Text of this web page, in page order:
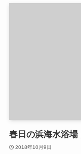
春日の浜海水浴場
2018年10月9日